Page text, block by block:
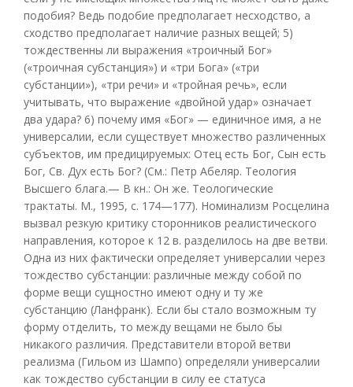
подобия? Ведь подобие предполагает несходство, а
сходство предполагает наличие разных вещей; 5)
тождественны ли выражения «троичный Бог»
(«троичная субстанция») и «три Бога» («три
субстанции»), «три речи» и «тройная речь», если
учитывать, что выражение «двойной удар» означает
два удара? 6) почему имя «Бог» — единичное имя, а не
универсалии, если существует множество различенных
субъектов, им предицируемых: Отец есть Бог, Сын есть
Бог, Св. Дух есть Бог? (См.: Петр Абеляр. Теология
Высшего блага.— В кн.: Он же. Теологические
трактаты. М., 1995, с. 174—177). Номинализм Росцелина
вызвал резкую критику сторонников реалистического
направления, которое к 12 в. разделилось на две ветви.
Одна из них фактически определяет универсалии через
тождество субстанции: различные между собой по
форме вещи сущностно имеют одну и ту же
субстанцию (Ланфранк). Если бы стало возможным ту
форму отделить, то между вещами не было бы
никакого различия. Представители второй ветви
реализма (Гильом из Шампо) определяли универсалии
как тождество субстанции в силу ее статуса